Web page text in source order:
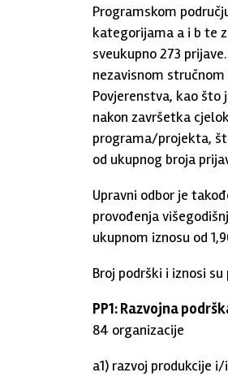
Programskom
kategorijama a i b te
sveukupno 273
nezavisnom
Povjerenstva, kao što
nakon završetka
programa/projekta,
od ukupnog broja
Upravni odbor je
provođenja
ukupnom iznosu od
Broj podrški i iznosi
PP1: Razvojna
84 organizacije
a1) razvoj produkcije